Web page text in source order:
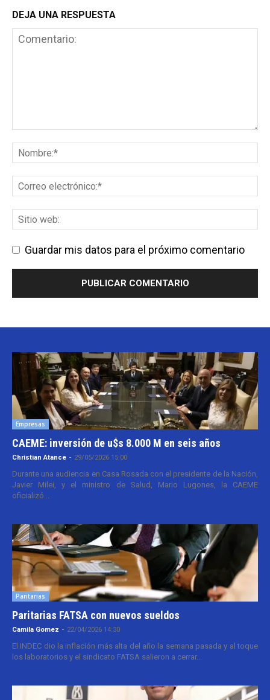
DEJA UNA RESPUESTA
Guardar mis datos para el próximo comentario
Empresas
CAEME: inversión de u$s 8.000 M en seis años
Christian Atance - 29/05/2026 15:00
Durante una audiencia en Casa Rosada con el presidente de la Nación,
Javier Milei, y el ministro de Salud, Mario Lugones, la CAEME
oficializó...
Paritarias
Paritarias FATSA con nuevos sueldos
Camila Gomez - 22/04/2026 14:30
El INDEC dio la inflación más alta del año la semana pasada y al toque
los laboratorios y el sindicato FATSA salieron a cerrar...